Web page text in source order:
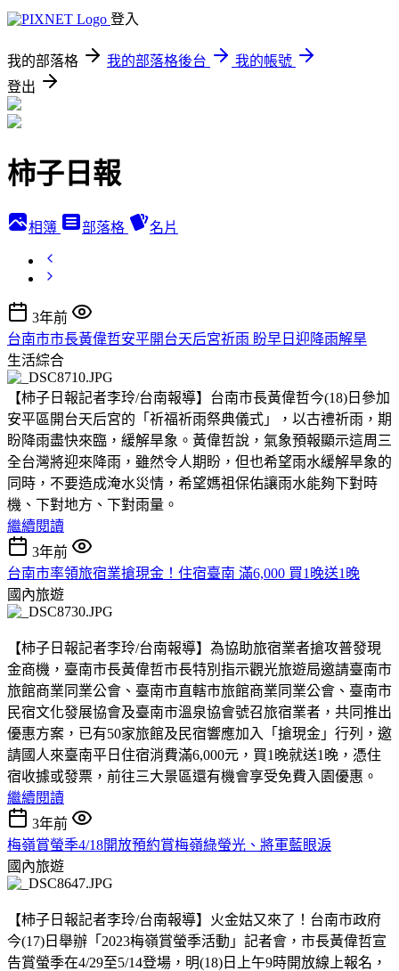
登入
我的部落格 我的部落格後台
我的帳號
登出
柿子日報
相簿 部落格 名片
3年前
台南市市長黃偉哲安平開台天后宮祈雨 盼早日迎降雨解旱
生活綜合
【柿子日報記者李玲/台南報導】台南市長黃偉哲今(18)日參加
安平區開台天后宮的「祈福祈雨祭典儀式」，以古禮祈雨，期
盼降雨盡快來臨，緩解旱象。黃偉哲說，氣象預報顯示這周三
全台灣將迎來降雨，雖然令人期盼，但也希望雨水緩解旱象的
同時，不要造成淹水災情，希望媽祖保佑讓雨水能夠下對時
機、下對地方、下對雨量。
繼續閱讀
3年前
台南市率領旅宿業搶現金！住宿臺南 滿6,000 買1晚送1晚
國內旅遊
【柿子日報記者李玲/台南報導】為協助旅宿業者搶攻普發現
金商機，臺南市長黃偉哲市長特別指示觀光旅遊局邀請臺南市
旅館商業同業公會、臺南市直轄市旅館商業同業公會、臺南市
民宿文化發展協會及臺南市溫泉協會號召旅宿業者，共同推出
優惠方案，已有50家旅館及民宿響應加入「搶現金」行列，邀
請國人來臺南平日住宿消費滿6,000元，買1晚就送1晚，憑住
宿收據或發票，前往三大景區還有機會享受免費入園優惠。
繼續閱讀
3年前
梅嶺賞螢季4/18開放預約賞梅嶺綠螢光、將軍藍眼淚
國內旅遊
【柿子日報記者李玲/台南報導】火金姑又來了！台南市政府
今(17)日舉辦「2023梅嶺賞螢季活動」記者會，市長黃偉哲宣
告賞螢季在4/29至5/14登場，明(18)日上午9時開放線上報名，